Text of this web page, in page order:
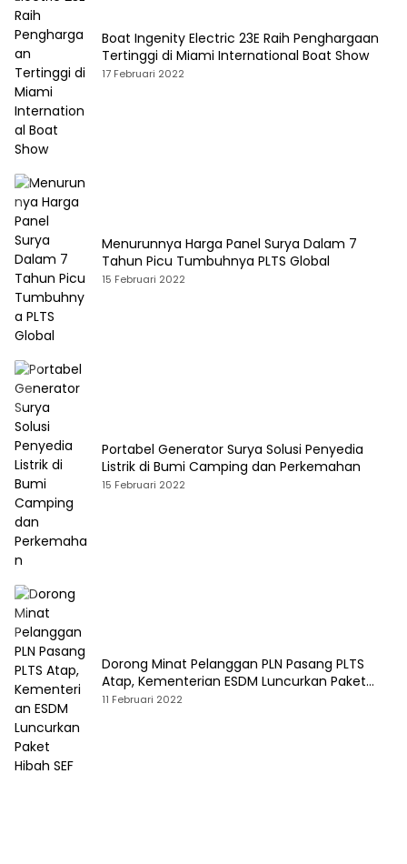
Boat Ingenity Electric 23E Raih Penghargaan
Tertinggi di Miami International Boat Show
17 Februari 2022
Menurunnya Harga Panel Surya Dalam 7
Tahun Picu Tumbuhnya PLTS Global
15 Februari 2022
Portabel Generator Surya Solusi Penyedia
Listrik di Bumi Camping dan Perkemahan
15 Februari 2022
Dorong Minat Pelanggan PLN Pasang PLTS
Atap, Kementerian ESDM Luncurkan Paket
Hibah SEF
11 Februari 2022